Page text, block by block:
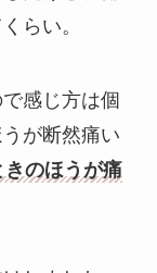
らい。
感じ方は個
が断然痛い
のほうが痛